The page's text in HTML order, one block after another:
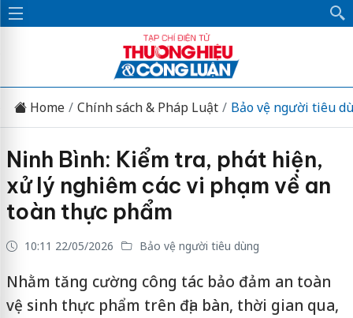
Home Chính sách & Pháp Luật Bảo vệ người tiêu
Ninh Bình: Kiểm tra, phát hiện,
xử lý nghiêm các vi phạm về an
toàn thực phẩm
10:11 22/05/2026 Bảo vệ người tiêu dùng
Nhằm tăng cường công tác bảo đảm an toàn
vệ sinh thực phẩm trên địa bàn, thời gian qua,